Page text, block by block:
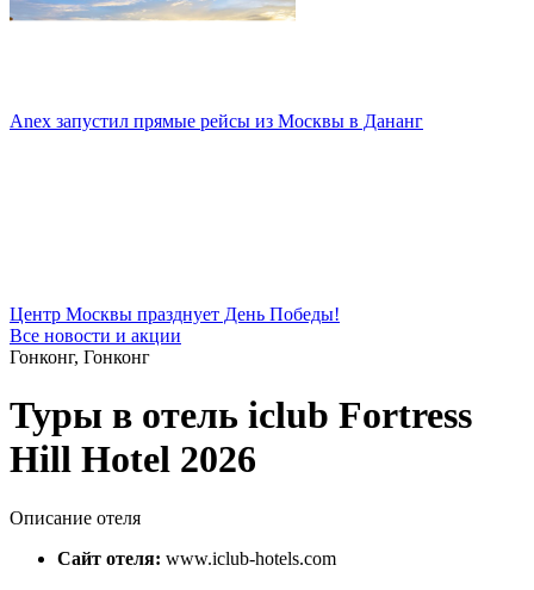
Anex запустил прямые рейсы из Москвы в Дананг
Центр Москвы празднует День Победы!
Все новости и акции
Гонконг, Гонконг
Туры в отель iclub Fortress
Hill Hotel 2026
Описание отеля
Сайт отеля: www.iclub-hotels.com